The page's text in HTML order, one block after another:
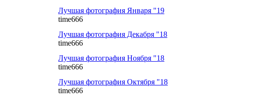
Лучшая фотография Января "19
time666
Лучшая фотография Декабря "18
time666
Лучшая фотография Ноября "18
time666
Лучшая фотография Октября "18
time666